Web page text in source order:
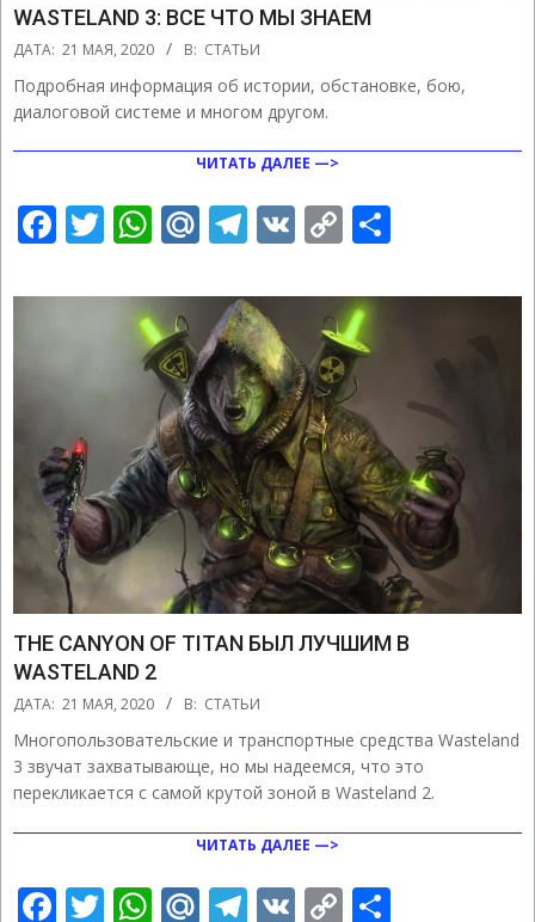
WASTELAND 3: ВСЕ ЧТО МЫ ЗНАЕМ
2020-
21
ДАТА: 21 МАЯ, 2020 В: СТАТЬИ
Подробная информация об истории, обстановке, бою,
диалоговой системе и многом другом.
ЧИТАТЬ ДАЛЕЕ —>
Facebook
Twitter
WhatsApp
Mail.Ru
Telegram
VK Copy
THE CANYON OF TITAN БЫЛ ЛУЧШИМ В
WASTELAND 2
2020-
21
ДАТА: 21 МАЯ, 2020 В: СТАТЬИ
Многопользовательские и транспортные средства Wasteland
3 звучат захватывающе, но мы надеемся, что это
перекликается с самой крутой зоной в Wasteland 2.
ЧИТАТЬ ДАЛЕЕ —>
Facebook
Twitter
WhatsApp
Mail.Ru
Telegram
VK Copy